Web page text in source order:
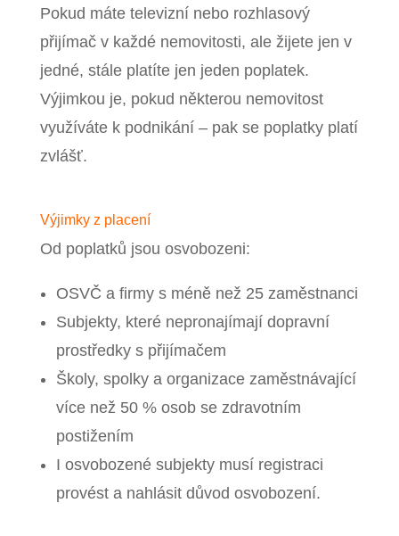
Pokud máte televizní nebo rozhlasový
přijímač v každé nemovitosti, ale žijete jen v
jedné, stále platíte jen jeden poplatek.
Výjimkou je, pokud některou nemovitost
využíváte k podnikání – pak se poplatky platí
zvlášť.
Výjimky z placení
Od poplatků jsou osvobozeni:
OSVČ a firmy s méně než 25 zaměstnanci
Subjekty, které nepronajímají dopravní
prostředky s přijímačem
Školy, spolky a organizace zaměstnávající
více než 50 % osob se zdravotním
postižením
I osvobozené subjekty musí registraci
provést a nahlásit důvod osvobození.